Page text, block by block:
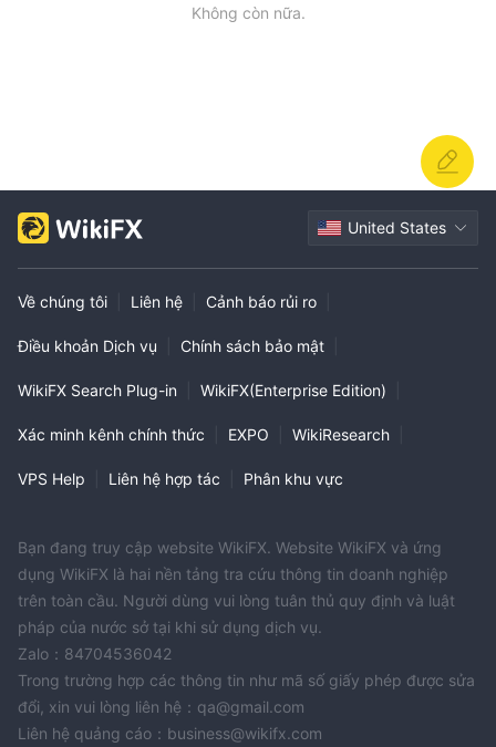
Không còn nữa.
United States
Về chúng tôi Liên hệ Cảnh báo rủi ro
Điều khoản Dịch vụ Chính sách bảo mật
WikiFX Search Plug-in WikiFX(Enterprise Edition)
Xác minh kênh chính thức EXPO WikiResearch
VPS Help Liên hệ hợp tác Phân khu vực
Bạn đang truy cập website WikiFX. Website WikiFX và ứng
dụng WikiFX là hai nền tảng tra cứu thông tin doanh nghiệp
trên toàn cầu. Người dùng vui lòng tuân thủ quy định và luật
pháp của nước sở tại khi sử dụng dịch vụ.
Zalo：84704536042
Trong trường hợp các thông tin như mã số giấy phép được sửa
đổi, xin vui lòng liên hệ：qa@gmail.com
Liên hệ quảng cáo：business@wikifx.com